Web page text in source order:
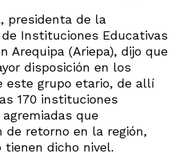
presidenta de la
de Instituciones Educativas
Arequipa (Ariepa), dijo que
disposición en los
este grupo etario, de allí
170 instituciones
que
de retorno en la región,
tienen dicho nivel.